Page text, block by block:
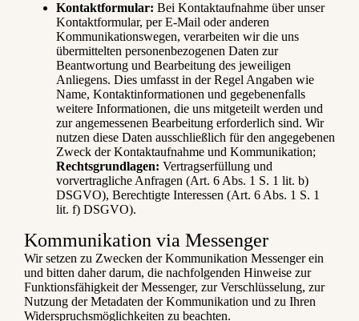
Kontaktformular: Bei Kontaktaufnahme über unser
Kontaktformular, per E-Mail oder anderen
Kommunikationswegen, verarbeiten wir die uns
übermittelten personenbezogenen Daten zur
Beantwortung und Bearbeitung des jeweiligen
Anliegens. Dies umfasst in der Regel Angaben wie
Name, Kontaktinformationen und gegebenenfalls
weitere Informationen, die uns mitgeteilt werden und
zur angemessenen Bearbeitung erforderlich sind. Wir
nutzen diese Daten ausschließlich für den angegebenen
Zweck der Kontaktaufnahme und Kommunikation;
Rechtsgrundlagen: Vertragserfüllung und
vorvertragliche Anfragen (Art. 6 Abs. 1 S. 1 lit. b)
DSGVO), Berechtigte Interessen (Art. 6 Abs. 1 S. 1
lit. f) DSGVO).
Kommunikation via Messenger
Wir setzen zu Zwecken der Kommunikation Messenger ein
und bitten daher darum, die nachfolgenden Hinweise zur
Funktionsfähigkeit der Messenger, zur Verschlüsselung, zur
Nutzung der Metadaten der Kommunikation und zu Ihren
Widerspruchsmöglichkeiten zu beachten.